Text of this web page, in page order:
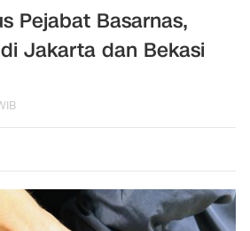
Pejabat Basarnas,
Jakarta dan Bekasi